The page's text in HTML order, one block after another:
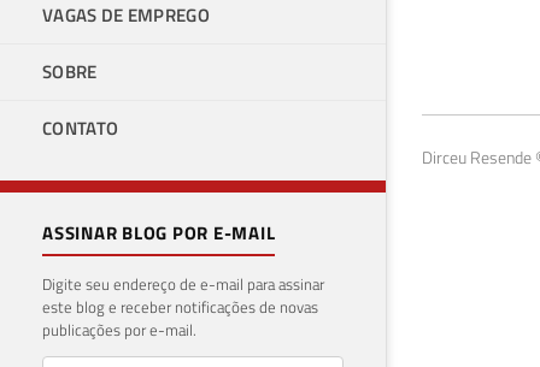
VAGAS DE EMPREGO
SOBRE
CONTATO
ASSINAR BLOG POR E-MAIL
Digite seu endereço de e-mail para assinar
este blog e receber notificações de novas
publicações por e-mail.
31 de
Dirceu